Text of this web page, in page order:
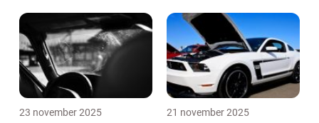
23 november 2025 21 november 2025